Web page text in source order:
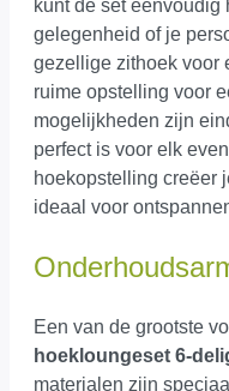
kunt de set
gelegenheid of je
gezellige zithoek voor
ruime opstelling voor
mogelijkheden zijn
perfect is voor elk
hoekopstelling creëer
ideaal voor
Een van de grootste
hoekloungeset 6-
materialen zijn